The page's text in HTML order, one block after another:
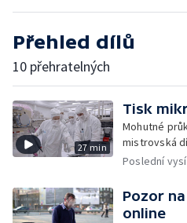
Přehled dílů
10 přehratelných
27 min
Tisk
Mohutné
mistrovská
Poslední
Pozor
online